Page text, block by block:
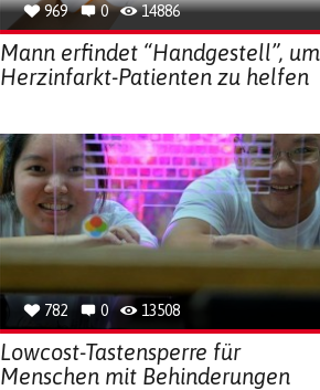
969 0 14886
Mann erfindet “Handgestell”, um
Herzinfarkt-Patienten zu helfen
782 0 13508
Lowcost-Tastensperre für
Menschen mit Behinderungen